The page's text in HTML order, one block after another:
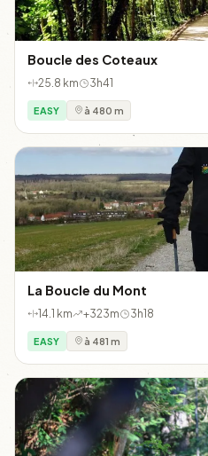
Boucle des Coteaux
25.8 km 3h41
EASY à 480 m
La Boucle du Mont
14.1 km +323m 3h18
EASY à 481 m